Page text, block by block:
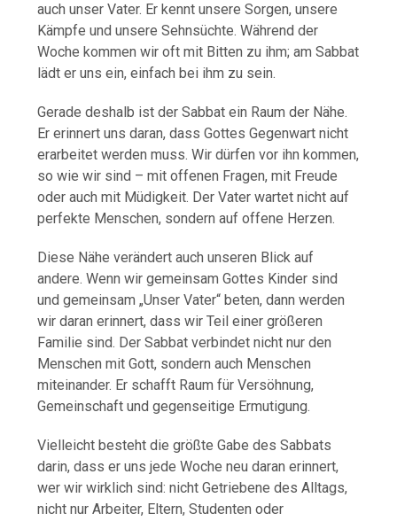
auch unser Vater. Er kennt unsere Sorgen, unsere
Kämpfe und unsere Sehnsüchte. Während der
Woche kommen wir oft mit Bitten zu ihm; am Sabbat
lädt er uns ein, einfach bei ihm zu sein.
Gerade deshalb ist der Sabbat ein Raum der Nähe.
Er erinnert uns daran, dass Gottes Gegenwart nicht
erarbeitet werden muss. Wir dürfen vor ihn kommen,
so wie wir sind – mit offenen Fragen, mit Freude
oder auch mit Müdigkeit. Der Vater wartet nicht auf
perfekte Menschen, sondern auf offene Herzen.
Diese Nähe verändert auch unseren Blick auf
andere. Wenn wir gemeinsam Gottes Kinder sind
und gemeinsam „Unser Vater“ beten, dann werden
wir daran erinnert, dass wir Teil einer größeren
Familie sind. Der Sabbat verbindet nicht nur den
Menschen mit Gott, sondern auch Menschen
miteinander. Er schafft Raum für Versöhnung,
Gemeinschaft und gegenseitige Ermutigung.
Vielleicht besteht die größte Gabe des Sabbats
darin, dass er uns jede Woche neu daran erinnert,
wer wir wirklich sind: nicht Getriebene des Alltags,
nicht nur Arbeiter, Eltern, Studenten oder